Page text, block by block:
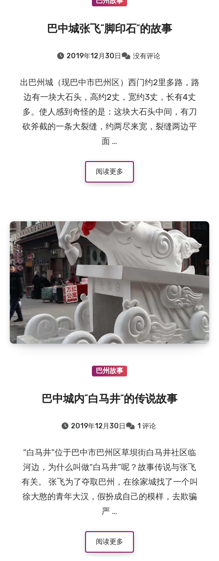
巴中城张飞“脚印石”的故事
2019年12月30日 没有评论
出巴州城（现巴中市巴州区）西门约2里多路，路
边有一块大石头，高约2丈，宽约3丈，长有4丈
多。使人感到奇怪的是：这块大石头中间，有刀
砍斧截的一条大裂缝，约两尽来宽，裂缝两边平
面 …
阅读更多
巴州故事
巴中城内“白马井”的传说故事
2019年12月30日 1 评论
“白马井”位于巴中市巴州区草坝街白马井社区临
河边，为什么叫做“白马井”呢？故事传说与张飞
有关。 张飞为了夺取巴州，在徐家城找了一个叫
徐大憨的青年大汉，假扮成自己的模样，去欺骗
严 …
阅读更多